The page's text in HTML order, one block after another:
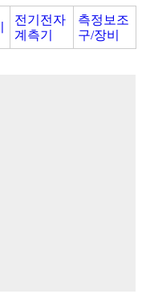
전기전자
계측기
측정보조
구/장비